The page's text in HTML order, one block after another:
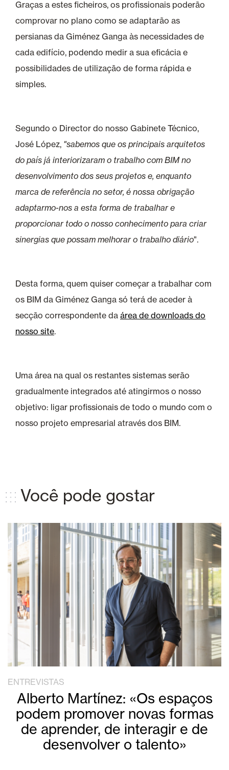
Graças a estes ficheiros, os profissionais poderão
comprovar no plano como se adaptarão as
persianas da Giménez Ganga às necessidades de
cada edifício, podendo medir a sua eficácia e
possibilidades de utilização de forma rápida e
simples.
Segundo o Director do nosso Gabinete Técnico,
José López, "sabemos que os principais arquitetos
do país já interiorizaram o trabalho com BIM no
desenvolvimento dos seus projetos e, enquanto
marca de referência no setor, é nossa obrigação
adaptarmo-nos a esta forma de trabalhar e
proporcionar todo o nosso conhecimento para criar
sinergias que possam melhorar o trabalho diário".
Desta forma, quem quiser começar a trabalhar com
os BIM da Giménez Ganga só terá de aceder à
secção correspondente da área de downloads do
nosso site.
Uma área na qual os restantes sistemas serão
gradualmente integrados até atingirmos o nosso
objetivo: ligar profissionais de todo o mundo com o
nosso projeto empresarial através dos BIM.
Você pode gostar
ENTREVISTAS
Alberto Martínez: «Os espaços
podem promover novas formas
de aprender, de interagir e de
desenvolver o talento»